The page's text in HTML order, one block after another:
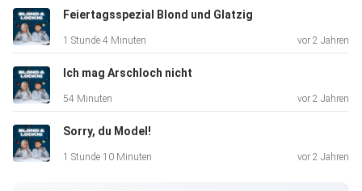
Feiertagsspezial Blond und Glatzig
1 Stunde 4 Minuten vor 2 Jahren
Ich mag Arschloch nicht
54 Minuten vor 2 Jahren
Sorry, du Model!
1 Stunde 10 Minuten vor 2 Jahren